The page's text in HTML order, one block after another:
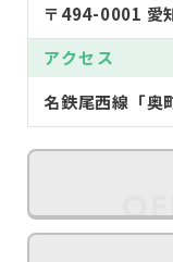
〒494-0001 愛
アクセス
名鉄尾西線「奥